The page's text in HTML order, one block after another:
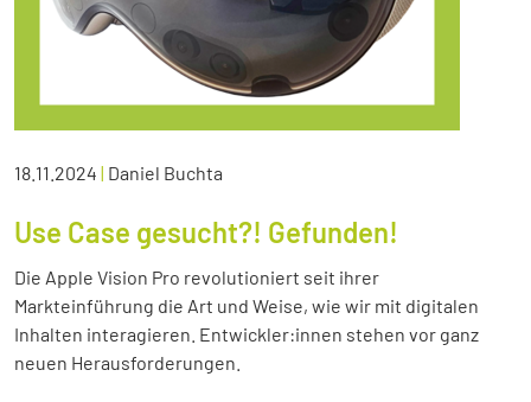
18.11.2024 | Daniel Buchta
Use Case gesucht?! Gefunden!
Die Apple Vision Pro revolutioniert seit ihrer
Markteinführung die Art und Weise, wie wir mit digitalen
Inhalten interagieren. Entwickler:innen stehen vor ganz
neuen Herausforderungen.